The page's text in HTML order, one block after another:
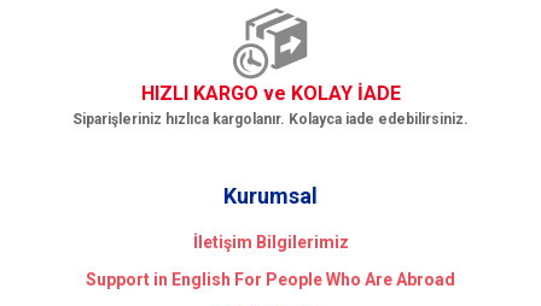
HIZLI KARGO ve KOLAY İADE
Siparişleriniz hızlıca kargolanır. Kolayca iade edebilirsiniz.
Kurumsal
İletişim Bilgilerimiz
Support in English For People Who Are Abroad